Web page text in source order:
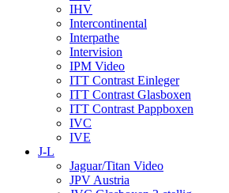
IHV
Intercontinental
Interpathe
Intervision
IPM Video
ITT Contrast Einleger
ITT Contrast Glasboxen
ITT Contrast Pappboxen
IVC
IVE
J-L
Jaguar/Titan Video
JPV Austria